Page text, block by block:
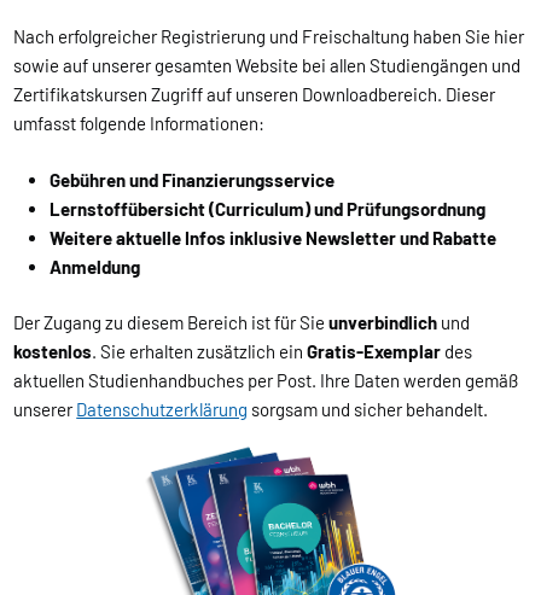
Nach erfolgreicher Registrierung und Freischaltung haben Sie hier
sowie auf unserer gesamten Website bei allen Studiengängen und
Zertifikatskursen Zugriff auf unseren Downloadbereich. Dieser
umfasst folgende Informationen:
Gebühren und Finanzierungsservice
Lernstoffübersicht (Curriculum) und Prüfungsordnung
Weitere aktuelle Infos inklusive Newsletter und Rabatte
Anmeldung
Der Zugang zu diesem Bereich ist für Sieunverbindlich und
kostenlos. Sie erhalten zusätzlich einGratis-Exemplar des
aktuellen Studienhandbuches per Post. Ihre Daten werden gemäß
unsererDatenschutzerklärung sorgsam und sicher behandelt.